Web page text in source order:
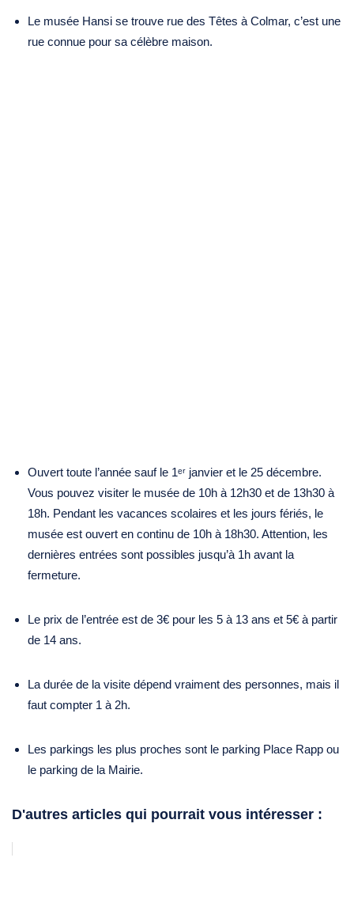
Le musée Hansi se trouve rue des Têtes à Colmar, c’est une
rue connue pour sa célèbre maison.
Ouvert toute l’année sauf le 1ᵉʳ janvier et le 25 décembre.
Vous pouvez visiter le musée de 10h à 12h30 et de 13h30 à
18h. Pendant les vacances scolaires et les jours fériés, le
musée est ouvert en continu de 10h à 18h30. Attention, les
dernières entrées sont possibles jusqu’à 1h avant la
fermeture.
Le prix de l’entrée est de 3€ pour les 5 à 13 ans et 5€ à partir
de 14 ans.
La durée de la visite dépend vraiment des personnes, mais il
faut compter 1 à 2h.
Les parkings les plus proches sont le parking Place Rapp ou
le parking de la Mairie.
D'autres articles qui pourrait vous intéresser :